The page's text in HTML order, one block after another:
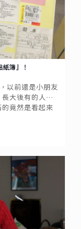
簿」！
以前還是小朋友
大後有的人還
竟然是看起來
集呢？